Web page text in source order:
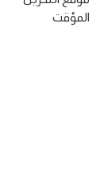
المؤقت